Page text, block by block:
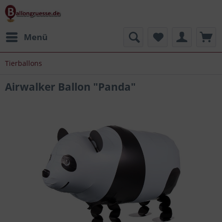
Menü
Tierballons
Airwalker Ballon "Panda"